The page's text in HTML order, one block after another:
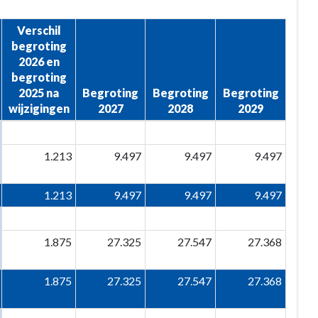
Verschil
begroting
2026 en
begroting
2025 na
wijzigingen
Begroting
2027
Begroting
2028
Begroting
2029
1.213 9.497 9.497 9.497
1.213 9.497 9.497
9.497
1.875 27.325 27.547 27.368
1.875 27.325 27.547 27.368